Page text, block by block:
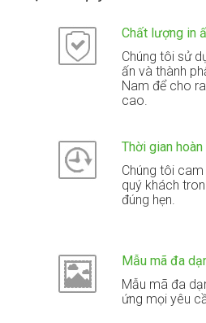
Chất lượng in
Chúng tôi sử
ấn và thành
Nam để cho
cao.
Thời gian hoàn
Chúng tôi
quý khách
đúng hẹn.
Mẫu mã đa
Mẫu mã đa
ứng mọi yêu